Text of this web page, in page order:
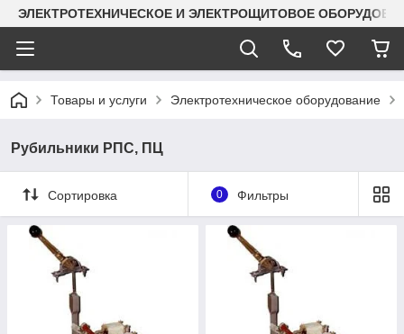
ЭЛЕКТРОТЕХНИЧЕСКОЕ И ЭЛЕКТРОЩИТОВОЕ
Товары и услуги Электротехническое оборудование
Рубильники РПС, ПЦ
Сортировка 0 Фильтры